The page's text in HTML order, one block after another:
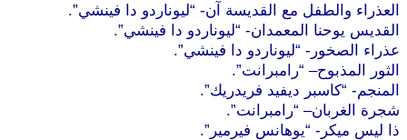
العذراء والطفل مع القديسة آن- “ليوناردو دا فينشي”.
القديس يوحنا المعمدان- “ليوناردو دا فينشي”.
عذراء الصخور- “ليوناردو دا فينشي”.
الثور المذبوح– “رامبرانت”.
المنجم- “كاسبر ديفيد فريدريك”.
شجرة الغربان– “رامبرانت”.
ذا ليس ميكر- “يوهانس فيرمير”.